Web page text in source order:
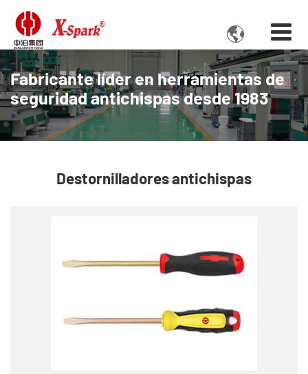

Fabricante líder en herramientas de
seguridad antichispas desde 1983
Destornilladores antichispas